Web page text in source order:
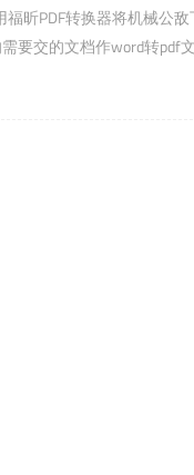
昕PDF转换器将机械公
要交的文档作word转pdf